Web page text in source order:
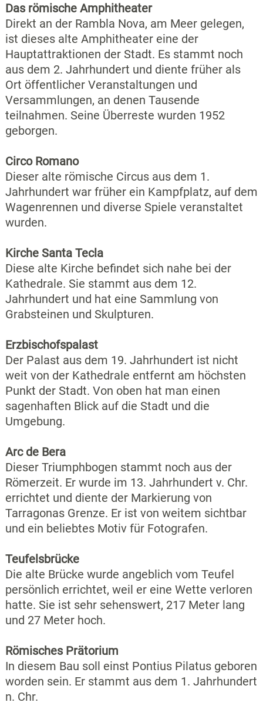
Das römische Amphitheater
Direkt an der Rambla Nova, am Meer gelegen,
ist dieses alte Amphitheater eine der
Hauptattraktionen der Stadt. Es stammt noch
aus dem 2. Jahrhundert und diente früher als
Ort öffentlicher Veranstaltungen und
Versammlungen, an denen Tausende
teilnahmen. Seine Überreste wurden 1952
geborgen.
Circo Romano
Dieser alte römische Circus aus dem 1.
Jahrhundert war früher ein Kampfplatz, auf dem
Wagenrennen und diverse Spiele veranstaltet
wurden.
Kirche Santa Tecla
Diese alte Kirche befindet sich nahe bei der
Kathedrale. Sie stammt aus dem 12.
Jahrhundert und hat eine Sammlung von
Grabsteinen und Skulpturen.
Erzbischofspalast
Der Palast aus dem 19. Jahrhundert ist nicht
weit von der Kathedrale entfernt am höchsten
Punkt der Stadt. Von oben hat man einen
sagenhaften Blick auf die Stadt und die
Umgebung.
Arc de Bera
Dieser Triumphbogen stammt noch aus der
Römerzeit. Er wurde im 13. Jahrhundert v. Chr.
errichtet und diente der Markierung von
Tarragonas Grenze. Er ist von weitem sichtbar
und ein beliebtes Motiv für Fotografen.
Teufelsbrücke
Die alte Brücke wurde angeblich vom Teufel
persönlich errichtet, weil er eine Wette verloren
hatte. Sie ist sehr sehenswert, 217 Meter lang
und 27 Meter hoch.
Römisches Prätorium
In diesem Bau soll einst Pontius Pilatus geboren
worden sein. Er stammt aus dem 1. Jahrhundert
n. Chr.